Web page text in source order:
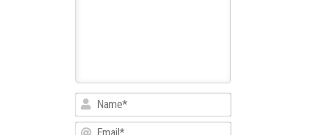
Name*
Email*